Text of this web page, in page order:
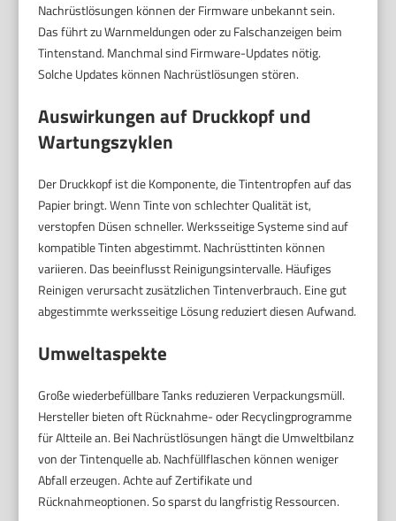
Nachrüstlösungen können der Firmware unbekannt sein.
Das führt zu Warnmeldungen oder zu Falschanzeigen beim
Tintenstand. Manchmal sind Firmware-Updates nötig.
Solche Updates können Nachrüstlösungen stören.
Auswirkungen auf Druckkopf und
Wartungszyklen
Der Druckkopf ist die Komponente, die Tintentropfen auf das
Papier bringt. Wenn Tinte von schlechter Qualität ist,
verstopfen Düsen schneller. Werksseitige Systeme sind auf
kompatible Tinten abgestimmt. Nachrüsttinten können
variieren. Das beeinflusst Reinigungsintervalle. Häufiges
Reinigen verursacht zusätzlichen Tintenverbrauch. Eine gut
abgestimmte werksseitige Lösung reduziert diesen Aufwand.
Umweltaspekte
Große wiederbefüllbare Tanks reduzieren Verpackungsmüll.
Hersteller bieten oft Rücknahme- oder Recyclingprogramme
für Altteile an. Bei Nachrüstlösungen hängt die Umweltbilanz
von der Tintenquelle ab. Nachfüllflaschen können weniger
Abfall erzeugen. Achte auf Zertifikate und
Rücknahmeoptionen. So sparst du langfristig Ressourcen.